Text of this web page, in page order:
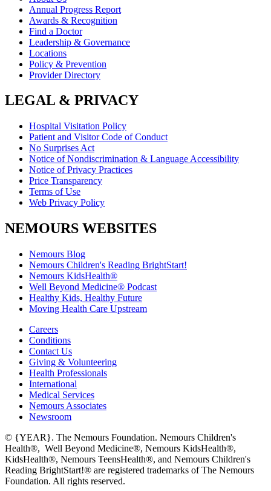
Annual Progress Report
Awards & Recognition
Find a Doctor
Leadership & Governance
Locations
Policy & Prevention
Provider Directory
LEGAL & PRIVACY
Hospital Visitation Policy
Patient and Visitor Code of Conduct
No Surprises Act
Notice of Nondiscrimination & Language Accessibility
Notice of Privacy Practices
Price Transparency
Terms of Use
Web Privacy Policy
NEMOURS WEBSITES
Nemours Blog
Nemours Children's Reading BrightStart!
Nemours KidsHealth®
Well Beyond Medicine® Podcast
Healthy Kids, Healthy Future
Moving Health Care Upstream
Careers
Conditions
Contact Us
Giving & Volunteering
Health Professionals
International
Medical Services
Nemours Associates
Newsroom
© {YEAR}. The Nemours Foundation. Nemours Children's
Health®, Well Beyond Medicine®, Nemours KidsHealth®,
KidsHealth®, Nemours TeensHealth®, and Nemours Children's
Reading BrightStart!® are registered trademarks of The Nemours
Foundation. All rights reserved.